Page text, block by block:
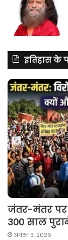
इतिहास के
जंतर-मंतर पर
300 साल
अगस्त 3, 2026